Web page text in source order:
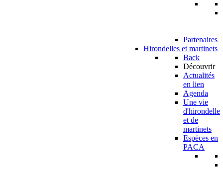
Partenaires
Hirondelles et martinets
Back
Découvrir
Actualités
en lien
Agenda
Une vie
d'hirondelle
et de
martinets
Espèces en
PACA